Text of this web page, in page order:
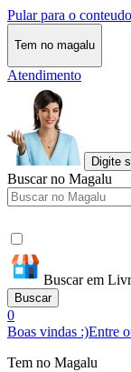
Pular para o
Tem no magalu
Atendimento
Digite
Buscar no Magalu
Buscar em
Buscar
0
Boas vindas :)Entre
Tem no Magalu